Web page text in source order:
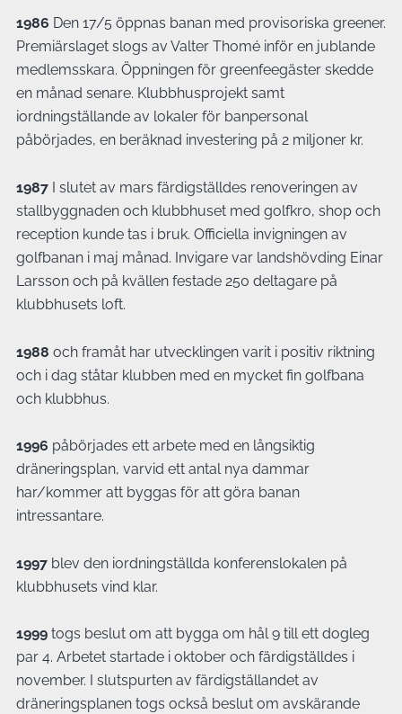
1986 Den 17/5 öppnas banan med provisoriska greener.
Premiärslaget slogs av Valter Thomé inför en jublande
medlemsskara. Öppningen för greenfeegäster skedde
en månad senare. Klubbhusprojekt samt
iordningställande av lokaler för banpersonal
påbörjades, en beräknad investering på 2 miljoner kr.
1987I slutet av mars färdigställdes renoveringen av
stallbyggnaden och klubbhuset med golfkro, shop och
reception kunde tas i bruk. Officiella invigningen av
golfbanan i maj månad. Invigare var landshövding Einar
Larsson och på kvällen festade 250 deltagare på
klubbhusets loft.
1988 och framåt har utvecklingen varit i positiv riktning
och i dag ståtar klubben med en mycket fin golfbana
och klubbhus.
1996 påbörjades ett arbete med en långsiktig
dräneringsplan, varvid ett antal nya dammar
har/kommer att byggas för att göra banan
intressantare.
1997blev den iordningställda konferenslokalen på
klubbhusets vind klar.
1999togs beslut om att bygga om hål 9 till ett dogleg
par 4. Arbetet startade i oktober och färdigställdes i
november. I slutspurten av färdigställandet av
dräneringsplanen togs också beslut om avskärande